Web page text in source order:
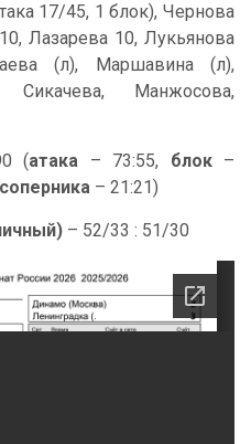
17/45, 1 блок), Чернова
Лазарева 10, Лукьянова
(л), Маршавина (л),
Сикачева, Манжосова,
(атака – 73:55, блок–
– 21:21)
– 52/33 : 51/30